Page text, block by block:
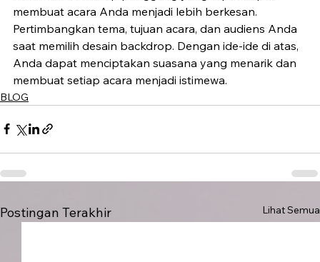
membuat acara Anda menjadi lebih berkesan.
Pertimbangkan tema, tujuan acara, dan audiens Anda
saat memilih desain backdrop. Dengan ide-ide di atas,
Anda dapat menciptakan suasana yang menarik dan
membuat setiap acara menjadi istimewa.
BLOG
Postingan Terakhir Lihat Semua